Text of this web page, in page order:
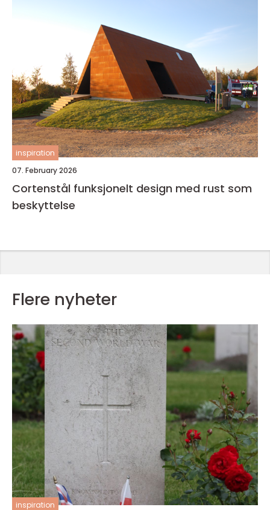
inspiration
07. February 2026
Cortenstål funksjonelt design med rust som
beskyttelse
Flere nyheter
inspiration